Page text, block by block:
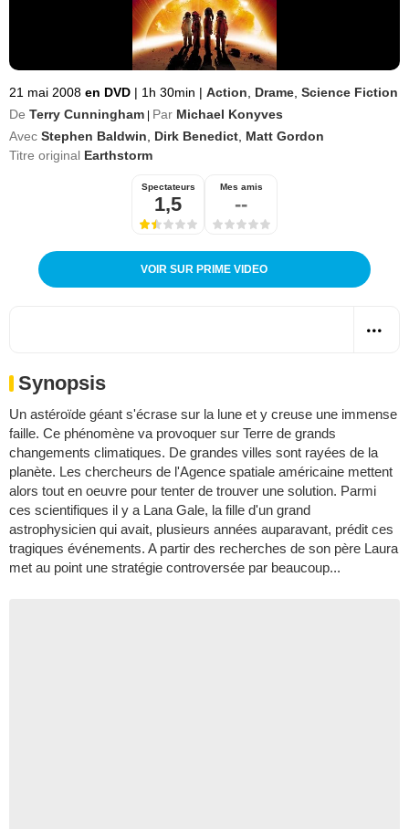
21 mai 2008 en DVD | 1h 30min | Action Drame Science Fiction
De Terry Cunningham Par Michael Konyves
Avec Stephen Baldwin Dirk Benedict Matt Gordon
Titre original Earthstorm
Spectateurs
1,5
Mes amis
--
VOIR SUR PRIME VIDEO
Synopsis
Un astéroïde géant s'écrase sur la lune et y creuse une immense
faille. Ce phénomène va provoquer sur Terre de grands
changements climatiques. De grandes villes sont rayées de la
planète. Les chercheurs de l'Agence spatiale américaine mettent
alors tout en oeuvre pour tenter de trouver une solution. Parmi
ces scientifiques il y a Lana Gale, la fille d'un grand
astrophysicien qui avait, plusieurs années auparavant, prédit ces
tragiques événements. A partir des recherches de son père Laura
met au point une stratégie controversée par beaucoup...